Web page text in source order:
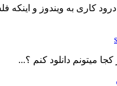
کاری به ویندوز و اینکه
کجا میتونم دانلود کنم ؟...